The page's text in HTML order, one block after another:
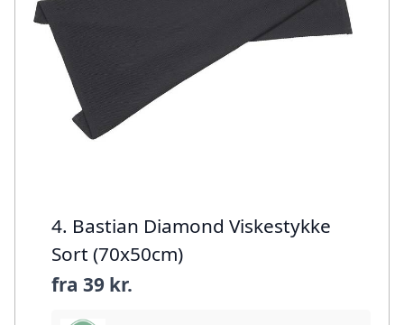
4. Bastian Diamond Viskestykke
Sort (70x50cm)
fra 39 kr.